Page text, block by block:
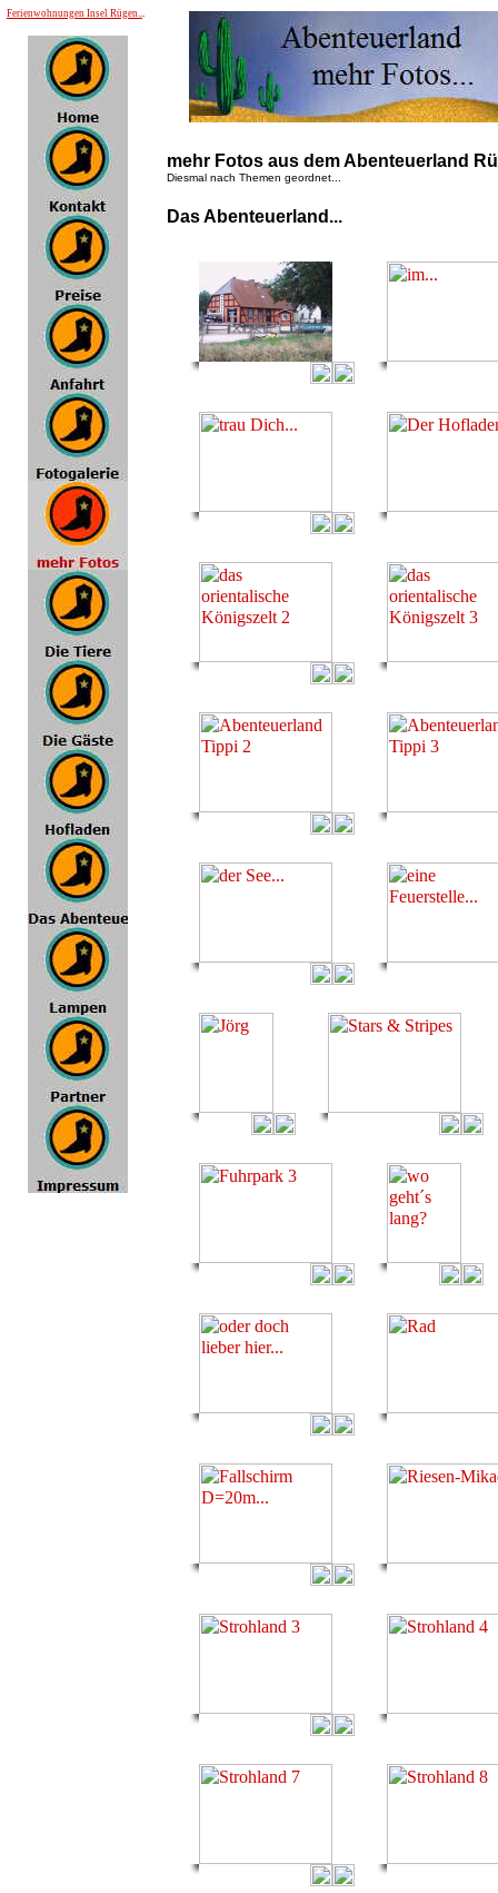
Ferienwohnungen Insel Rügen...
mehr Fotos aus dem Abenteuerland
Diesmal nach Themen geordnet...
Das Abenteuerland...